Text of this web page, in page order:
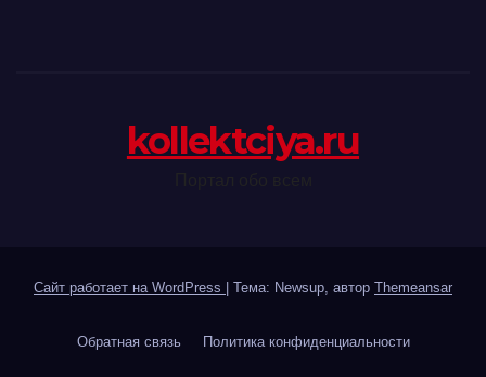
kollektciya.ru
Сайт работает на WordPress | Тема: Newsup, автор Themeansar
Обратная связь Политика конфиденциальности